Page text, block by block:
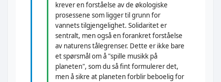
krever en forståelse av de økologiske
prosessene som ligger til grunn for
vannets tilgjengelighet. Solidaritet er
sentralt, men også en forankret forståelse
av naturens tålegrenser. Dette er ikke bare
et spørsmål om å "spille musikk på
planeten", som du så fint formulerer det,
men å sikre at planeten forblir beboelig for